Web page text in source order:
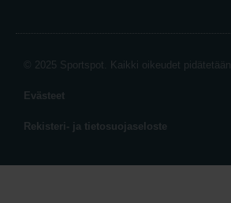
© 2025 Sportspot. Kaikki oikeudet pidätetään.
Evästeet
Rekisteri- ja tietosuojaseloste